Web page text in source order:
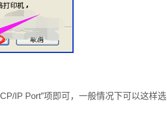
IP Port”项即可，一般情况下可以这样选